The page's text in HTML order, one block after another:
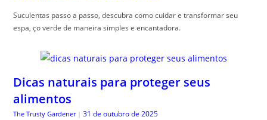
Suculentas passo a passo, descubra como cuidar e transformar seu
espa, ço verde de maneira simples e encantadora.
Dicas naturais para proteger seus
alimentos
The Trusty Gardener | 31 de outubro de 2025